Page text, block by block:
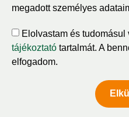
megadott személyes
Elolvastam és tudomásul
tájékoztató tartalmát. A
elfogadom.